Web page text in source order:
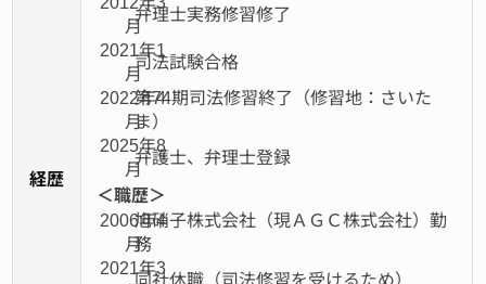
経歴
月弁理士実務修習修了
2021年1
月司法試験合格
2022年4
月
第74期司法修習終了（修習地：さいた
ま）
2025年8
月弁護士、弁理士登録
＜職歴＞
2006年4
月
旭硝子株式会社（現ＡＧＣ株式会社）勤
務
2021年3同社休職（司法修習を受けるため）